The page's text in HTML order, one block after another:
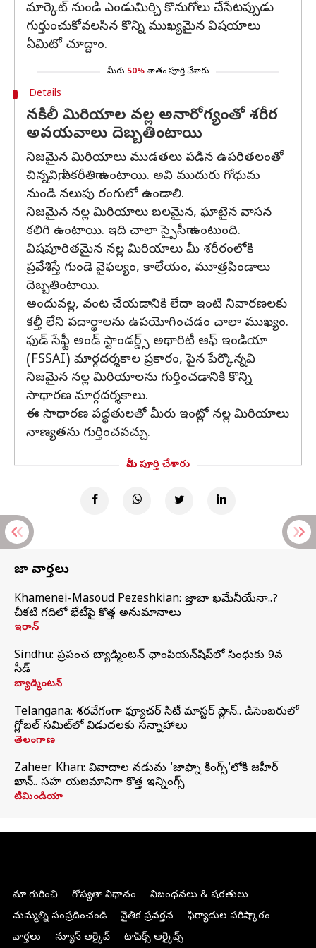
మార్కెట్ నుండి ఎండుమిర్చి కొనుగోలు చేసేటప్పుడు
గుర్తుంచుకోవలసిన కొన్ని ముఖ్యమైన విషయాలు
ఏమిటో చూద్దాం.
మీరు 50% శాతం పూర్తి చేశారు
Details
నకిలీ మిరియాల వల్ల అనారోగ్యంతో శరీర
అవయవాలు దెబ్బతింటాయి
నిజమైన మిరియాలు ముడతలు పడిన ఉపరితలంతో
చిన్నవిగా,ఏకరీతిగా ఉంటాయి. అవి ముదురు గోధుమ
నుండి నలుపు రంగులో ఉండాలి.
నిజమైన నల్ల మిరియాలు బలమైన, ఘాటైన వాసన
కలిగి ఉంటాయి. ఇది చాలా స్పైసీగా ఉంటుంది.
విషపూరితమైన నల్ల మిరియాలు మీ శరీరంలోకి
ప్రవేశిస్తే గుండె వైఫల్యం, కాలేయం, మూత్రపిండాలు
దెబ్బతింటాయి.
అందువల్ల, వంట చేయడానికి లేదా ఇంటి నివారణలకు
కల్తీ లేని పదార్థాలను ఉపయోగించడం చాలా ముఖ్యం.
ఫుడ్ సేఫ్టీ అండ్ స్టాండర్డ్స్ అథారిటీ ఆఫ్ ఇండియా
(FSSAI) మార్గదర్శకాల ప్రకారం, పైన పేర్కొన్నవి
నిజమైన నల్ల మిరియాలను గుర్తించడానికి కొన్ని
సాధారణ మార్గదర్శకాలు.
ఈ సాధారణ పద్ధతులతో మీరు ఇంట్లో నల్ల మిరియాలు
నాణ్యతను గుర్తించవచ్చు.
మీరు పూర్తి చేశారు
తాజా వార్తలు
Khamenei-Masoud Pezeshkian: మొజ్తాబా ఖమేనీయేనా..?
చీకటి గదిలో భేటీపై కొత్త అనుమానాలు
ఇరాన్
Sindhu: ప్రపంచ బ్యాడ్మింటన్‌ ఛాంపియన్‌షిప్‌లో సింధుకు 9వ
సీడ్
బ్యాడ్మింటన్
Telangana: శరవేగంగా ఫ్యూచర్ సిటీ మాస్టర్ ప్లాన్.. డిసెంబరులో
గ్లోబల్‌ సమిట్‌లో విడుదలకు సన్నాహాలు
తెలంగాణ
Zaheer Khan: వివాదాల నడుమ 'జాఫ్నా కింగ్స్'లోకి జహీర్
ఖాన్.. సహ యజమానిగా కొత్త ఇన్నింగ్స్
టీమిండియా
మా గురించి గోప్యతా విధానం
నిబంధనలు & షరతులు
మమ్మల్ని సంప్రదించండి
నైతిక ప్రవర్తన
ఫిర్యాదుల పరిష్కారం
వార్తలు
న్యూస్ ఆర్కైవ్ టాపిక్స్ ఆర్కైవ్స్